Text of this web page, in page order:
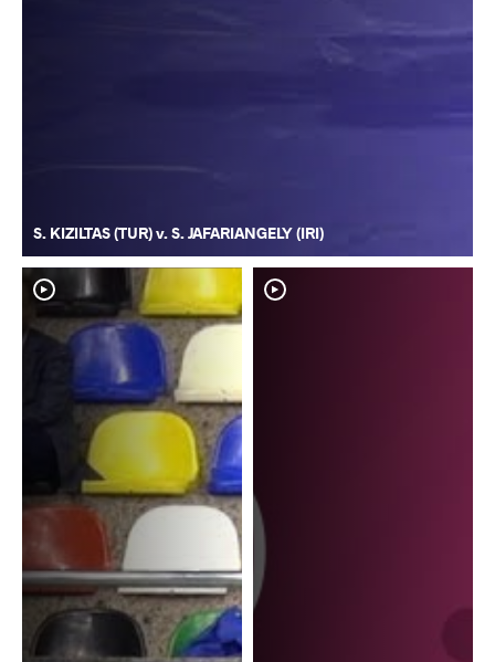
S. KIZILTAS (TUR) v. S. JAFARIANGELY (IRI)